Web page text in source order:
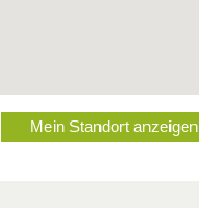
Mein Standort anzeigen